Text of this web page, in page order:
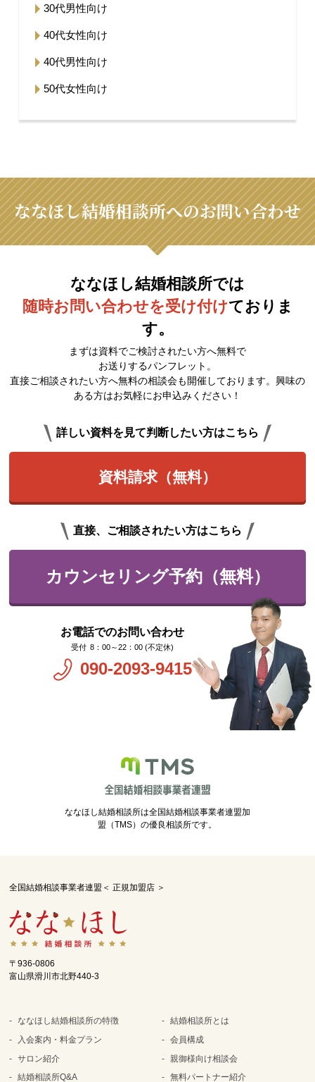
30代男性向け
40代女性向け
40代男性向け
50代女性向け
ななほし結婚相談所へのお問い合わせ
ななほし結婚相談所では
随時お問い合わせを受け付けておりま
す。
まずは資料でご検討されたい方へ無料で
お送りするパンフレット。
直接ご相談されたい方へ無料の相談会も開催しております。興味の
ある方はお気軽にお申込みください！
詳しい資料を見て判断したい方はこちら
資料請求（無料）
直接、ご相談されたい方はこちら
カウンセリング予約（無料）
お電話でのお問い合わせ
8：00～22：00 (不定休)
090-2093-9415
ななほし結婚相談所は全国結婚相談事業者連盟加
盟（TMS）の優良相談所です。
全国結婚相談事業者連盟＜ 正規加盟店 ＞
〒936-0806
富山県滑川市北野440-3
ななほし結婚相談所の特徴
入会案内・料金プラン
サロン紹介
結婚相談所Q&A
結婚相談所とは
会員構成
親御様向け相談会
無料パートナー紹介